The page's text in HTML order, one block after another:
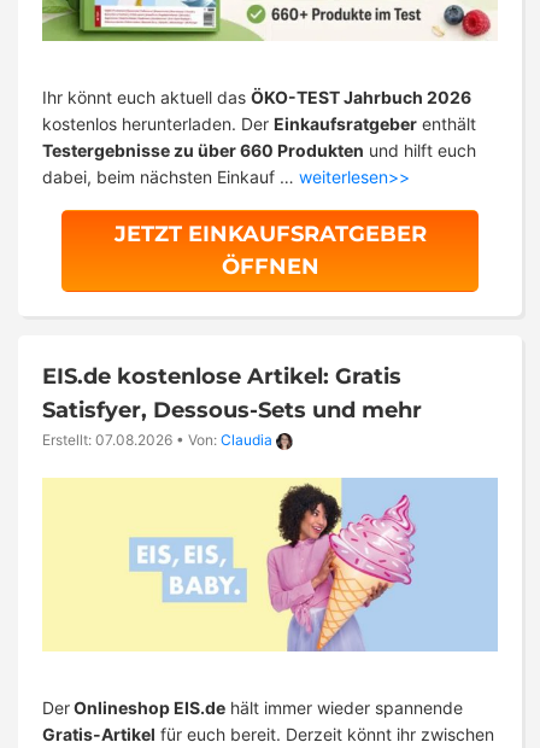
Ihr könnt euch aktuell das ÖKO-TEST Jahrbuch 2026
kostenlos herunterladen. Der Einkaufsratgeber enthält
Testergebnisse zu über 660 Produkten und hilft euch
dabei, beim nächsten Einkauf … weiterlesen>>
JETZT EINKAUFSRATGEBER
ÖFFNEN
EIS.de kostenlose Artikel: Gratis
Satisfyer, Dessous-Sets und mehr
Erstellt: 07.08.2026 • Von: Claudia
DerOnlineshop EIS.de hält immer wieder spannende
Gratis-Artikel für euch bereit. Derzeit könnt ihr zwischen